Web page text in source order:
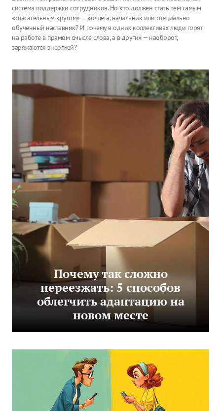
система поддержки сотрудников. Но кто должен стать тем самым
«спасательным кругом» — коллега, начальник или специально
обученный наставник? И почему в одних коллективах люди горят
на работе в прямом смысле слова, а в других — наоборот,
заряжаются энергией?
Почему так сложно
переезжать: 5 способов
облегчить адаптацию на
новом месте